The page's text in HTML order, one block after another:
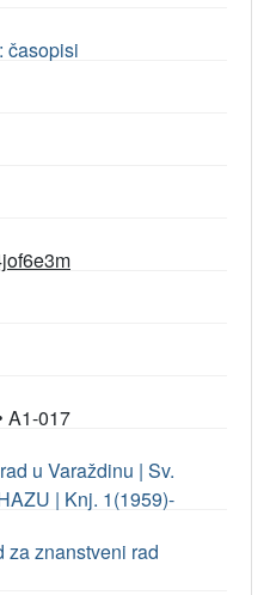
časopisi
A1-017
u Varaždinu | Sv.
| Knj. 1(1959)-
za znanstveni rad